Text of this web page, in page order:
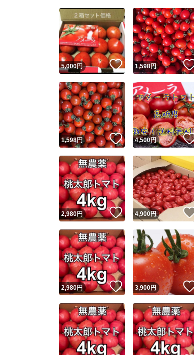
5,000円 いいね！
1,598円
1,598円 いいね！
4,500円
2,980円 いいね！
4,900円
2,980円 いいね！
3,900円